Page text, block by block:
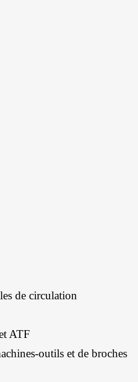
de circulation
ATF
outils et de broches